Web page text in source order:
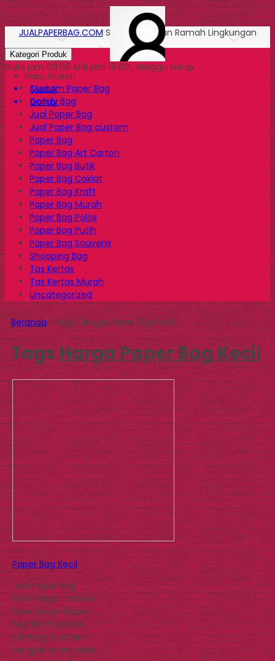
Halo, Guest!
Masuk
Daftar
JUALPAPERBAG.COM Solusi Kemasan Ramah Lingkungan
Kategori Produk
Buka jam 09.00 s/d jam 16.00 , Minggu tutup
Custom Paper Bag
Goody Bag
Jual Paper Bag
Jual Paper Bag custom
Paper Bag
Paper Bag Art Carton
Paper Bag Butik
Paper Bag Coklat
Paper Bag Kraft
Paper Bag Murah
Paper Bag Polos
Paper Bag Putih
Paper Bag Souvenir
Shopping Bag
Tas Kertas
Tas Kertas Murah
Uncategorized
Beranda»Tags "Harga Paper Bag Kecil"
TagsHarga Paper Bag Kecil
Paper Bag Kecil
Jual Paper Bag
Kecil Harga Terbaru
Free Design Paper
bag kecil fashion
clothing custom
dengan brand milik